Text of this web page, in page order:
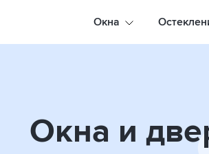
Окна
Окна и